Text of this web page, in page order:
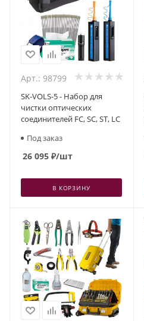
Арт.: 98799
SK-VOLS-5 - Набор для
чистки оптических
соединителей FC, SC, ST, LC
Под заказ
26 095 ₽/шт
В КОРЗИНУ